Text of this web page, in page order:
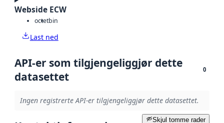
Webside ECW
octetbin
Last ned
API-er som tilgjengeliggjør dette
datasettet
0
Ingen registrerte API-er tilgjengeliggjør dette datasettet.
Skjul tomme rader